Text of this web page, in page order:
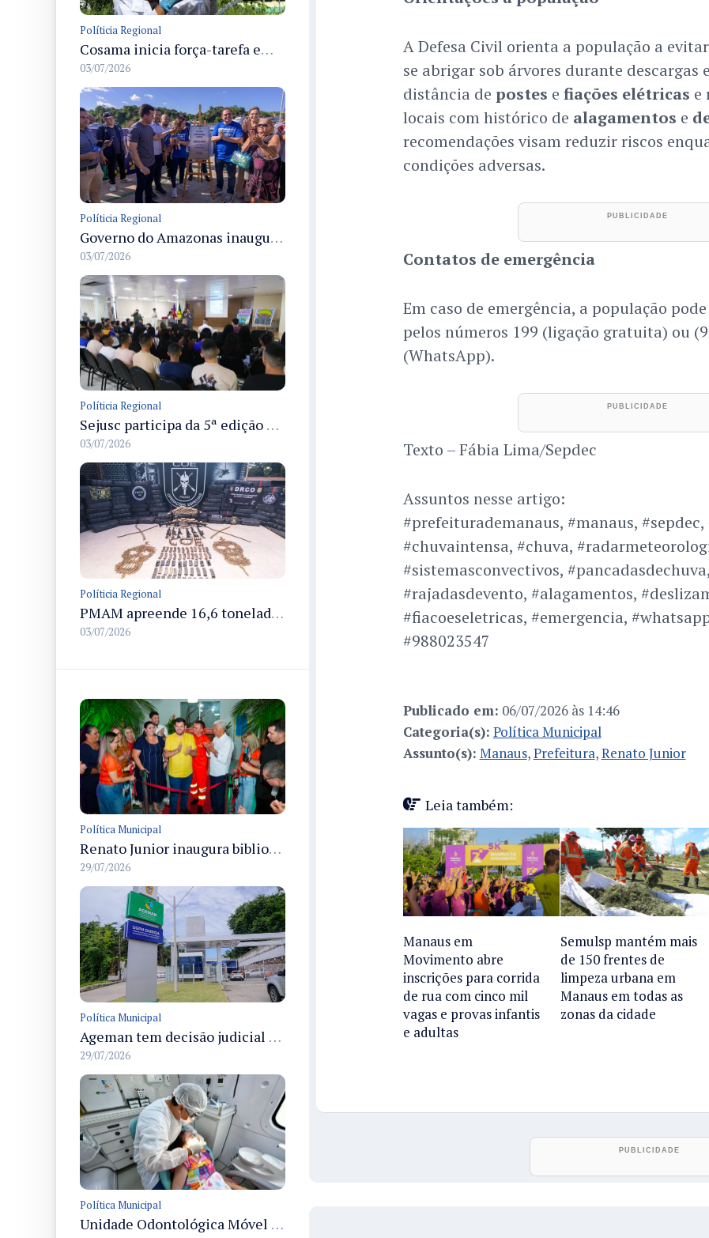
Políticia Regional
Cosama inicia força-tarefa em Anamã para fortalecer abastecimento de água e segurança hídrica da população
03/07/2026
Políticia Regional
Governo do Amazonas inaugura primeiro Castramóvel Fluvial para atendimento veterinário às comunidades ribeirinhas e castração gratuita
03/07/2026
Políticia Regional
Sejusc participa da 5ª edição do Caminhos Literários com foco na cultura hip-hop nas unidades socioeducativas
03/07/2026
Políticia Regional
PMAM apreende 16,6 toneladas de entorpecentes e registra aumento nas prisões em flagrante e nas capturas de foragidos no primeiro semestre de 2026
03/07/2026
Política Municipal
Renato Junior inaugura biblioteca Semulsp do Saber para formação de servidores e comunidade em Manaus
29/07/2026
Política Municipal
Ageman tem decisão judicial que mantém multa de R$ 273 mil à Águas de Manaus por atraso na recomposição asfáltica na Cidade de Deus, Manaus
29/07/2026
Política Municipal
Unidade Odontológica Móvel da Semsa inicia atendimentos a pessoas com mobilidade reduzida no Morar Melhor 13
A Defesa Civil orienta a população a
se abrigar sob árvores durante descargas
distância de postes e fiações elétricas e
locais com histórico de alagamentos e
recomendações visam reduzir riscos
condições adversas.
Contatos de emergência
Em caso de emergência, a população
pelos números 199 (ligação gratuita) ou
(WhatsApp).
Texto – Fábia Lima/Sepdec
Assuntos nesse artigo:
#prefeiturademanaus, #manaus, #sepdec,
#chuvaintensa, #chuva,
#sistemasconvectivos,
#rajadasdevento, #alagamentos,
#fiacoeseletricas, #emergencia,
#988023547
Publicado em: 06/07/2026 às 14:46
Categoria(s): Política Municipal
Assunto(s): Manaus,Prefeitura,Renato Junior
Leia também:
Manaus em
Movimento abre
inscrições para corrida
de rua com cinco mil
vagas e provas infantis
e adultas
Semulsp mantém mais
de 150 frentes de
limpeza urbana em
Manaus em todas as
zonas da cidade